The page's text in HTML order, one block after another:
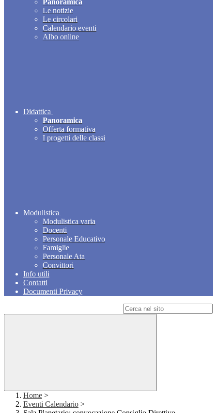
Panoramica
Le notizie
Le circolari
Calendario eventi
Albo online
Didattica
Panoramica
Offerta formativa
I progetti delle classi
Modulistica
Modulistica varia
Docenti
Personale Educativo
Famiglie
Personale Ata
Convittori
Info utili
Contatti
Documenti Privacy
Home >
Eventi Calendario >